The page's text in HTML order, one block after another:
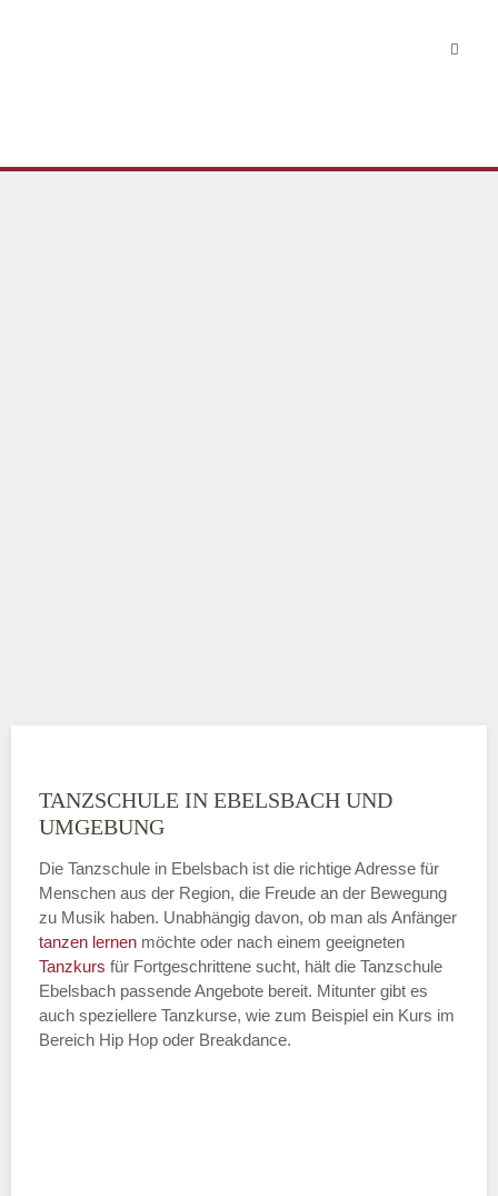
TANZSCHULE IN EBELSBACH UND
UMGEBUNG
Die Tanzschule in Ebelsbach ist die richtige Adresse für
Menschen aus der Region, die Freude an der Bewegung
zu Musik haben. Unabhängig davon, ob man als Anfänger
tanzen lernen möchte oder nach einem geeigneten
Tanzkurs für Fortgeschrittene sucht, hält die Tanzschule
Ebelsbach passende Angebote bereit. Mitunter gibt es
auch speziellere Tanzkurse, wie zum Beispiel ein Kurs im
Bereich Hip Hop oder Breakdance.